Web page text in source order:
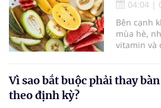
04:04 |
Bên cạnh
mùa hè,
vitamin và
Vì sao bắt buộc phải thay
theo định kỳ?